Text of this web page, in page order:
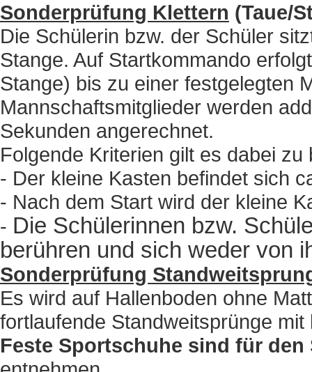
Sonderprüfung Klettern (Taue/
Die Schülerin bzw. der Schüler
Stange. Auf Startkommando
Stange) bis zu einer festgelegten
Mannschaftsmitglieder werden
Sekunden angerechnet.
Folgende Kriterien gilt es dabei zu
- Der kleine Kasten befindet sich
- Nach dem Start wird der kleine
- Die Schülerinnen bzw.
berühren und sich weder von
Sonderprüfung
Es wird auf Hallenboden ohne
fortlaufende Standweitsprünge
Feste Sportschuhe sind für